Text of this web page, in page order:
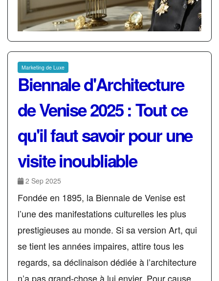
Marketing de Luxe
Biennale d'Architecture
de Venise 2025 : Tout ce
qu'il faut savoir pour une
visite inoubliable
2 Sep 2025
Fondée en 1895, la Biennale de Venise est
l’une des manifestations culturelles les plus
prestigieuses au monde. Si sa version Art, qui
se tient les années impaires, attire tous les
regards, sa déclinaison dédiée à l’architecture
n’a pas grand-chose à lui envier. Pour cause,